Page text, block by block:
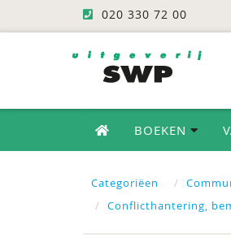
020 330 72 00
BOEKEN
Categoriëen
Conflicthantering,